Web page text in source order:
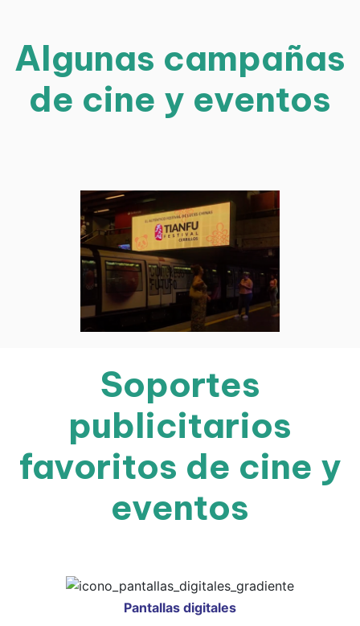
Algunas campañas
de cine y eventos
Soportes
publicitarios
favoritos de cine y
eventos
Pantallas digitales